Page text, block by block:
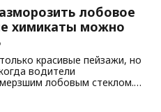
лобовое
химикаты можно
красивые пейзажи, но
водители
лобовым стеклом.
разморозить его, не
этим 5 простым